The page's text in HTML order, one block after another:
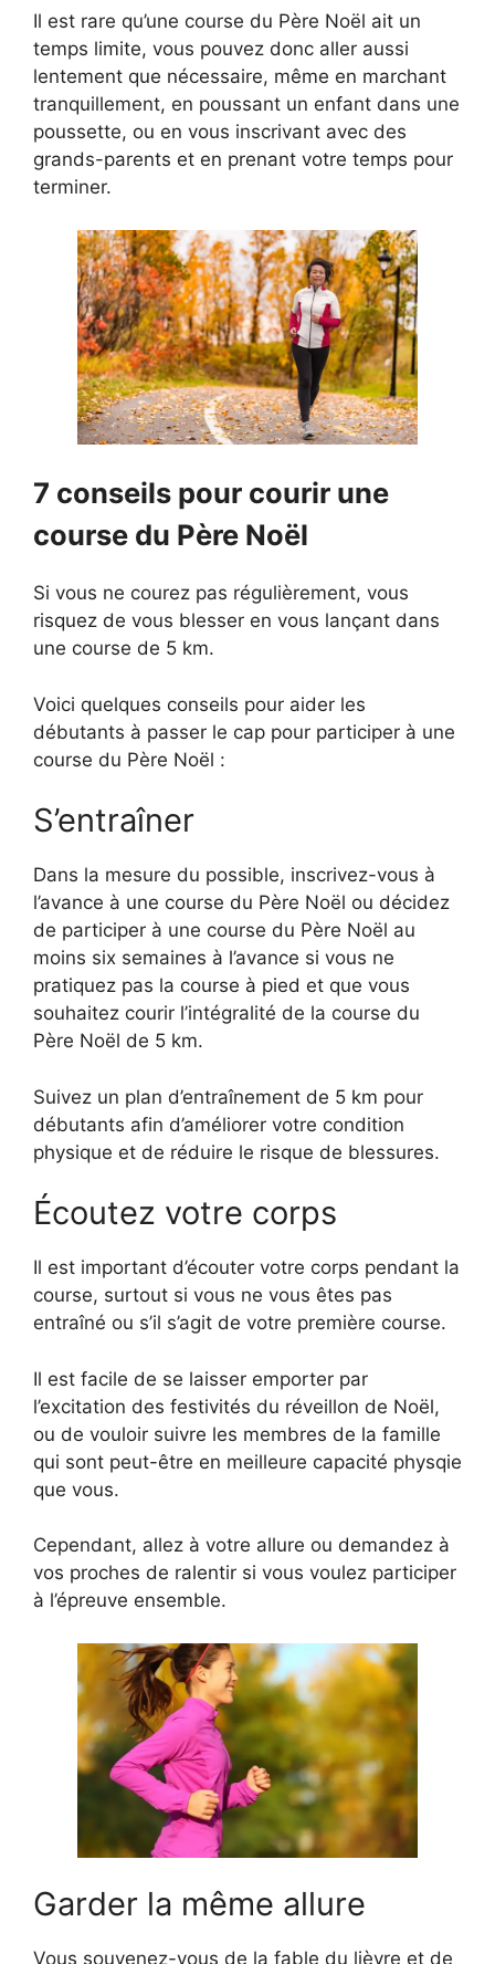
Il est rare qu’une course du Père Noël ait un
temps limite, vous pouvez donc aller aussi
lentement que nécessaire, même en marchant
tranquillement, en poussant un enfant dans une
poussette, ou en vous inscrivant avec des
grands-parents et en prenant votre temps pour
terminer.
7 conseils pour courir une
course du Père Noël
Si vous ne courez pas régulièrement, vous
risquez de vous blesser en vous lançant dans
une course de 5 km.
Voici quelques conseils pour aider les
débutants à passer le cap pour participer à une
course du Père Noël :
S’entraîner
Dans la mesure du possible, inscrivez-vous à
l’avance à une course du Père Noël ou décidez
de participer à une course du Père Noël au
moins six semaines à l’avance si vous ne
pratiquez pas la course à pied et que vous
souhaitez courir l’intégralité de la course du
Père Noël de 5 km.
Suivez un plan d’entraînement de 5 km pour
débutants afin d’améliorer votre condition
physique et de réduire le risque de blessures.
Écoutez votre corps
Il est important d’écouter votre corps pendant la
course, surtout si vous ne vous êtes pas
entraîné ou s’il s’agit de votre première course.
Il est facile de se laisser emporter par
l’excitation des festivités du réveillon de Noël,
ou de vouloir suivre les membres de la famille
qui sont peut-être en meilleure capacité physqie
que vous.
Cependant, allez à votre allure ou demandez à
vos proches de ralentir si vous voulez participer
à l’épreuve ensemble.
Garder la même allure
Vous souvenez-vous de la fable du lièvre et de